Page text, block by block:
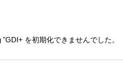
を初期化できませんでした。